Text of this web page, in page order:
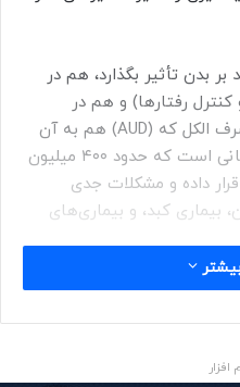
بدن تأثیر بگذارد، هم در
رفتارها) و هم در
بلندمدت، مانند توسعه اختلال مصرف الکل که (AUD) هم به آن
گفته می‌شود. AUD یک نگرانی جهانی است که حدود ۴۰۰ میلیون
داده و مشکلات جدی
بیماری کبد، و بیماری‌های
مانند انعطاف‌پذیری
می‌کند.
افزار